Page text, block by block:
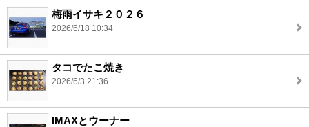
梅雨イサキ２０２６
2026/6/18 10:34
タコでたこ焼き
2026/6/3 21:36
IMAXとウーナー